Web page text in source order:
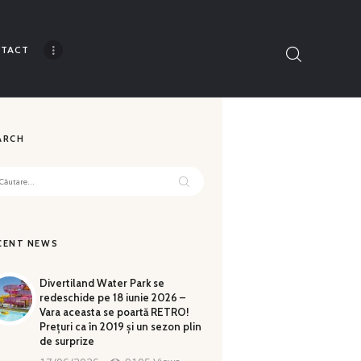
NEWS
Divertiland Water Park se
redeschide pe 18 iunie 2026 –
Vara aceasta se poartă RETRO!
Prețuri ca în 2019 și un sezon plin
de surprize